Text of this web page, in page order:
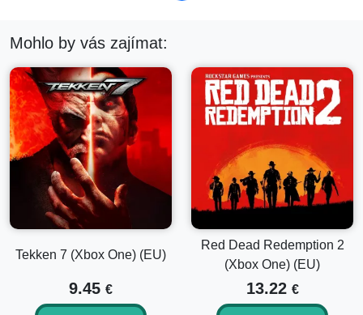
Mohlo by vás zajímat:
Tekken 7 (Xbox One) (EU)
9.45 €
Red Dead Redemption 2
(Xbox One) (EU)
13.22 €